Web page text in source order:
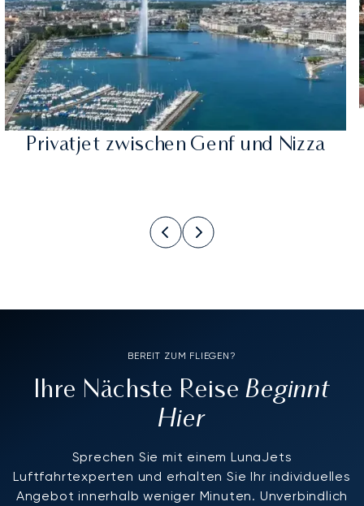
Privatjet zwischen Genf und Nizza
BEREIT ZUM FLIEGEN?
Ihre Nächste ReiseBeginnt
Hier
Sprechen Sie mit einem LunaJets
Luftfahrtexperten und erhalten Sie Ihr individuelles
Angebot innerhalb weniger Minuten. Unverbindlich